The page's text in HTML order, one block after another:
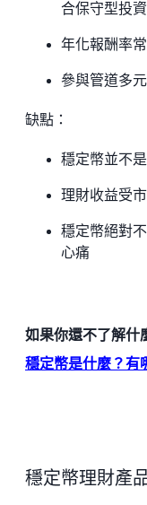
合保守型投資
年化報酬率
參與管道多
缺點：
穩定幣並不
理財收益受
穩定幣絕對
心痛
如果你還不了解什
穩定幣是什麼？有
穩定幣理財產